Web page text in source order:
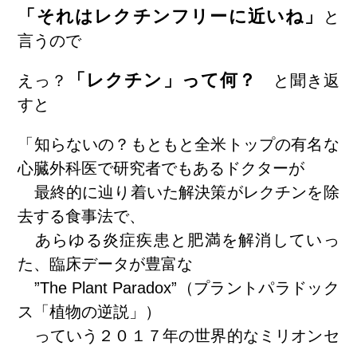
「それはレクチンフリーに近いね」
と
言うので
えっ？ 「レクチン」って何？
と聞き返
すと
「知らないの？もともと全米トップの有名な
心臓外科医で研究者でもあるドクターが
最終的に辿り着いた解決策がレクチンを除
去する食事法で、
あらゆる炎症疾患と肥満を解消していっ
た、臨床データが豊富な
”The Plant Paradox”（プラントパラドック
ス「植物の逆説」）
っていう２０１７年の世界的なミリオンセ